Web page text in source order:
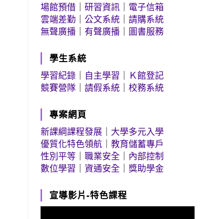
場館預借 ｜研習資訊
電子信箱
雲端差勤 ｜公文系統 ｜請購系統
無聲廣播
有聲廣播 圖書服務
學生系統
學習紀錄
自主學習
Ｋ館登記
競賽營隊 ｜請假系統 ｜校務系統
專案網頁
新課綱課程發展
大學多元入學
優質化特色領航 ｜教育儲蓄專戶
性別平等 ｜職業安全
內部控制
數位學習 ｜資通安全 ｜獎助學金
宣導影片-特色課程